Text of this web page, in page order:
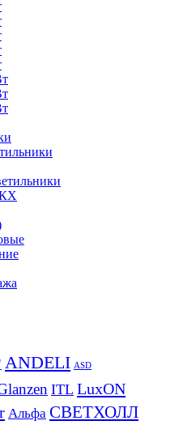
ANDELI ASD
ITL LuxON
Альфа СВЕТХОЛЛ